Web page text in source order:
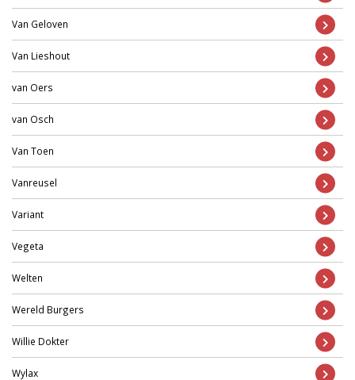
Van Geloven
Van Lieshout
van Oers
van Osch
Van Toen
Vanreusel
Variant
Vegeta
Welten
Wereld Burgers
Willie Dokter
Wylax